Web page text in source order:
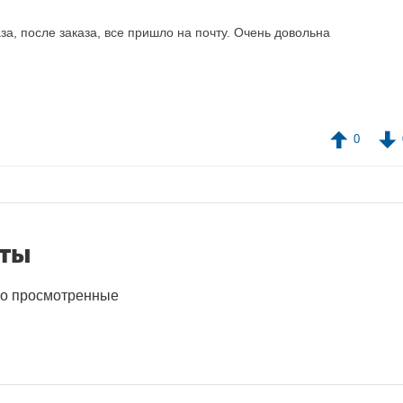
после заказа, все пришло на почту. Очень довольна
0
просмотренные